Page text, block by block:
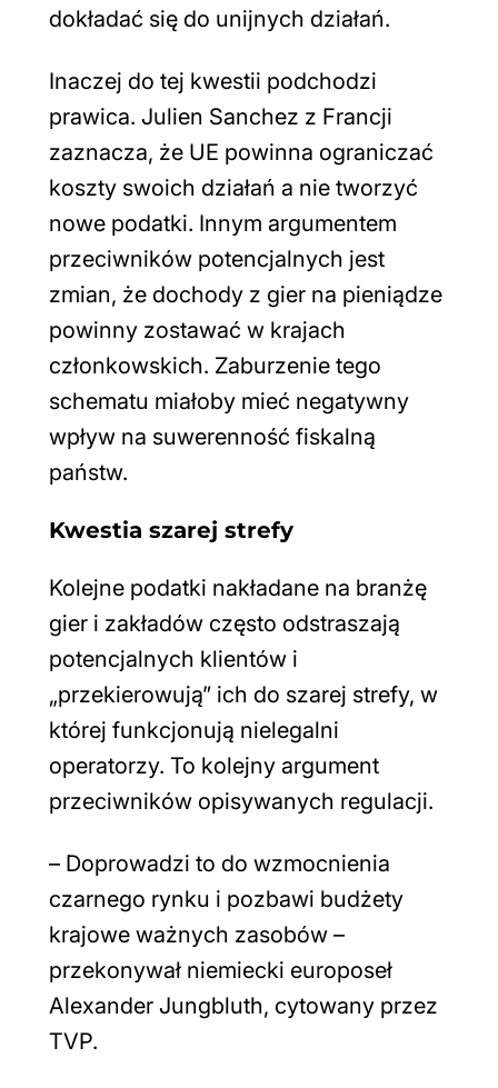
dokładać się do unijnych działań.
Inaczej do tej kwestii podchodzi
prawica. Julien Sanchez z Francji
zaznacza, że UE powinna ograniczać
koszty swoich działań a nie tworzyć
nowe podatki. Innym argumentem
przeciwników potencjalnych jest
zmian, że dochody z gier na pieniądze
powinny zostawać w krajach
członkowskich. Zaburzenie tego
schematu miałoby mieć negatywny
wpływ na suwerenność fiskalną
państw.
Kwestia szarej strefy
Kolejne podatki nakładane na branżę
gier i zakładów często odstraszają
potencjalnych klientów i
„przekierowują” ich do szarej strefy, w
której funkcjonują nielegalni
operatorzy. To kolejny argument
przeciwników opisywanych regulacji.
– Doprowadzi to do wzmocnienia
czarnego rynku i pozbawi budżety
krajowe ważnych zasobów –
przekonywał niemiecki europoseł
Alexander Jungbluth, cytowany przez
TVP.